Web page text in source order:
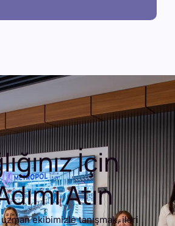
İçin
Atın
ekibimizle tanışmak, ileri